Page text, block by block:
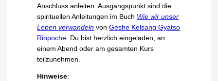
Anschluss anleiten. Ausgangspunkt sind die
spirituellen Anleitungen im Buch Wie wir unser
Leben verwandeln vonGeshe Kelsang Gyatso
Rinpoche . Du bist herzlich eingeladen, an
einem Abend oder am gesamten Kurs
teilzunehmen.
Hinweise: